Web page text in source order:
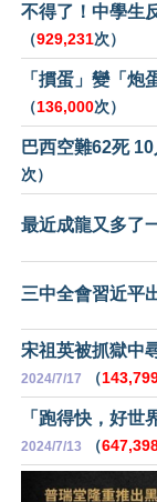
不得了！中學生
（929,231次）
「摜蛋」變「炮
（136,000次）
巴西空難62死
次）
最近成龍又多了
三中全會習近平
宋祖英被抓獄中
2024/7/17 （
「跑得快，好世
2024/7/13 （